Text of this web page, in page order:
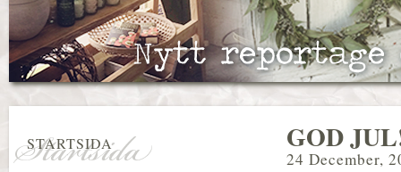
GOD
24 December,
STARTSIDA